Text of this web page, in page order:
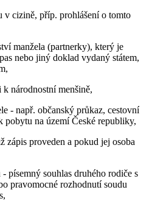
v cizině, příp. prohlášení o tomto
manžela (partnerky), který je
nebo jiný doklad vydaný státem,
národnostní menšině,
- např. občanský průkaz, cestovní
pobytu na území České republiky,
proveden a pokud jej osoba
písemný souhlas druhého rodiče s
pravomocné rozhodnutí soudu